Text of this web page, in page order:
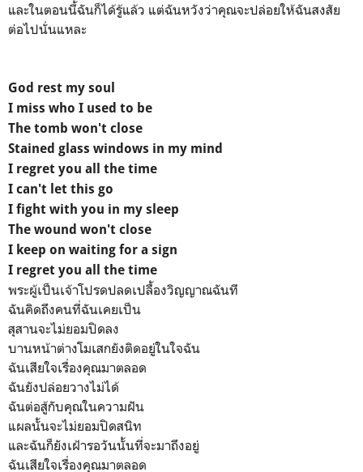
และในตอนนี้ฉันก็ได้รู้แล้ว แต่ฉันหวังว่าคุณจะปล่อยให้ฉันสงสัย
ต่อไปนั่นแหละ
God rest my soul
I miss who I used to be
The tomb won't close
Stained glass windows in my mind
I regret you all the time
I can't let this go
I fight with you in my sleep
The wound won't close
I keep on waiting for a sign
I regret you all the time
พระผู้เป็นเจ้าโปรดปลดเปลื้องวิญญาณฉันที
ฉันคิดถึงคนที่ฉันเคยเป็น
สุสานจะไม่ยอมปิดลง
บานหน้าต่างโมเสกยังติดอยู่ในใจฉัน
ฉันเสียใจเรื่องคุณมาตลอด
ฉันยังปล่อยวางไม่ได้
ฉันต่อสู้กับคุณในความฝัน
แผลนั้นจะไม่ยอมปิดสนิท
และฉันก็ยังเฝ้ารอวันนั้นที่จะมาถึงอยู่
ฉันเสียใจเรื่องคุณมาตลอด